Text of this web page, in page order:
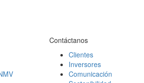
Contáctanos
Clientes
Inversores
Comunicación